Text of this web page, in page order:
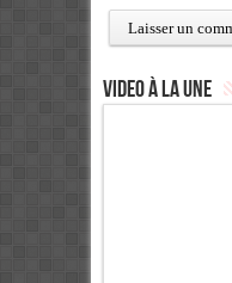
Video à la Une